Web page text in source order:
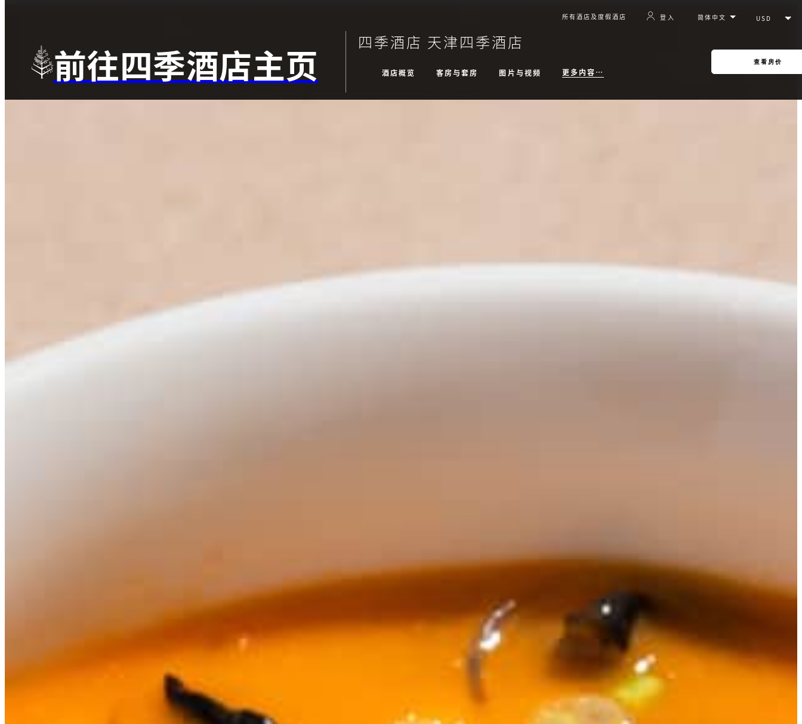
所有酒店及度假酒店 登入
前往四季酒店主页 四季酒店 天津四季酒店
酒店概览 客房与套房 图片与视频 更多内容…
查看房价